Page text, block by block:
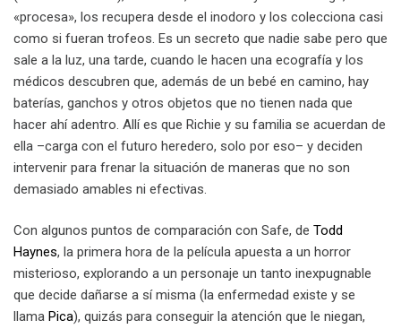
«procesa», los recupera desde el inodoro y los colecciona casi
como si fueran trofeos. Es un secreto que nadie sabe pero que
sale a la luz, una tarde, cuando le hacen una ecografía y los
médicos descubren que, además de un bebé en camino, hay
baterías, ganchos y otros objetos que no tienen nada que
hacer ahí adentro. Allí es que Richie y su familia se acuerdan de
ella –carga con el futuro heredero, solo por eso– y deciden
intervenir para frenar la situación de maneras que no son
demasiado amables ni efectivas.
Con algunos puntos de comparación con Safe, de Todd
Haynes, la primera hora de la película apuesta a un horror
misterioso, explorando a un personaje un tanto inexpugnable
que decide dañarse a sí misma (la enfermedad existe y se
llama Pica), quizás para conseguir la atención que le niegan,